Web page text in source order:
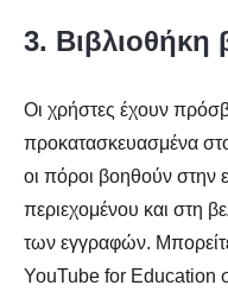
3. Βιβλιοθήκη
Οι χρήστες έχουν
προκατασκευασμένα
οι πόροι βοηθούν στην
περιεχομένου και στη
των εγγραφών. Μπορείτε
YouTube for Education